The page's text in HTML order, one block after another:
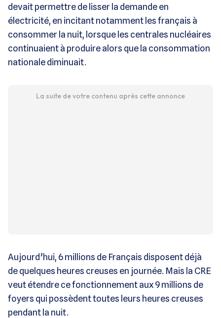
devait permettre de lisser la demande en
électricité, en incitant notamment les français à
consommer la nuit, lorsque les centrales nucléaires
continuaient à produire alors que la consommation
nationale diminuait.
La suite de votre contenu après cette annonce
Aujourd’hui, 6 millions de Français disposent déjà
de quelques heures creuses en journée. Mais la CRE
veut étendre ce fonctionnement aux 9 millions de
foyers qui possèdent toutes leurs heures creuses
pendant la nuit.